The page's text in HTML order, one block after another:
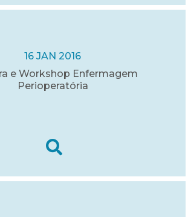
16 JAN 2016
e Workshop Enfermagem
Perioperatória